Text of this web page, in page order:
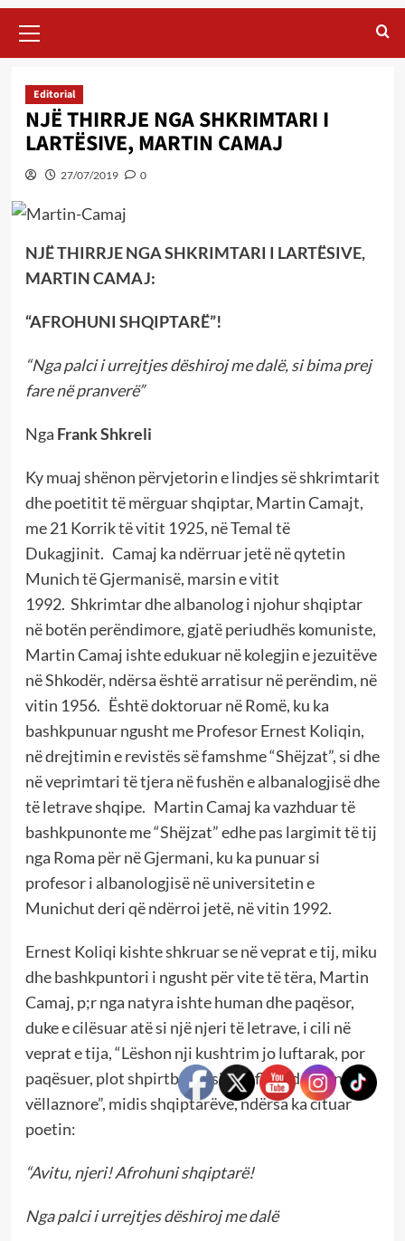
Menu
Editorial
NJË THIRRJE NGA SHKRIMTARI I
LARTËSIVE, MARTIN CAMAJ
27/07/2019 0
NJË THIRRJE NGA SHKRIMTARI I LARTËSIVE,
MARTIN CAMAJ:
“AFROHUNI SHQIPTARË”!
“Nga palci i urrejtjes dëshiroj me dalë, si bima prej
fare në pranverë”
Nga Frank Shkreli
Ky muaj shënon përvjetorin e lindjes së shkrimtarit
dhe poetitit të mërguar shqiptar, Martin Camajt,
me 21 Korrik të vitit 1925, në Temal të
Dukagjinit. Camaj ka ndërruar jetë në qytetin
Munich të Gjermanisë, marsin e vitit
1992. Shkrimtar dhe albanolog i njohur shqiptar
në botën perëndimore, gjatë periudhës komuniste,
Martin Camaj ishte edukuar në kolegjin e jezuitëve
në Shkodër, ndërsa është arratisur në perëndim, në
vitin 1956. Është doktoruar në Romë, ku ka
bashkpunuar ngusht me Profesor Ernest Koliqin,
në drejtimin e revistës së famshme “Shëjzat”, si dhe
në veprimtari të tjera në fushën e albanalogjisë dhe
të letrave shqipe. Martin Camaj ka vazhduar të
bashkpunonte me “Shëjzat” edhe pas largimit të tij
nga Roma për në Gjermani, ku ka punuar si
profesor i albanologjisë në universitetin e
Munichut deri që ndërroi jetë, në vitin 1992.
Ernest Koliqi kishte shkruar se në veprat e tij, miku
dhe bashkpuntori i ngusht për vite të tëra, Martin
Camaj, p;r nga natyra ishte human dhe paqësor,
duke e cilësuar atë si një njeri të letrave, i cili në
veprat e tija, “Lëshon nji kushtrim jo luftarak, por
paqësuer, plot shpirtbardhsi dhe flakë dashunije
vëllaznore”, midis shqiptarëve, ndërsa ka cituar
poetin:
“Avitu, njeri! Afrohuni shqiptarë!
Nga palci i urrejtjes dëshiroj me dalë